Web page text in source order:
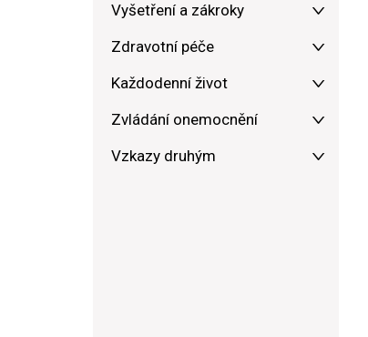
Vyšetření a zákroky
Zdravotní péče
Každodenní život
Zvládání onemocnění
Vzkazy druhým